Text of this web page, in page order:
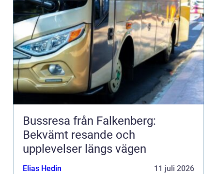
Bussresa från Falkenberg:
Bekvämt resande och
upplevelser längs vägen
Elias Hedin 11 juli 2026